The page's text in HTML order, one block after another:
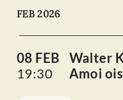
FEB 2026
08 FEB
19:30
Walter
Amoi ois